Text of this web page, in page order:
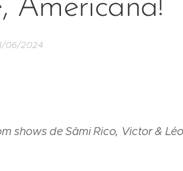
Americana!
06/2024
shows de Sâmi Rico, Victor &